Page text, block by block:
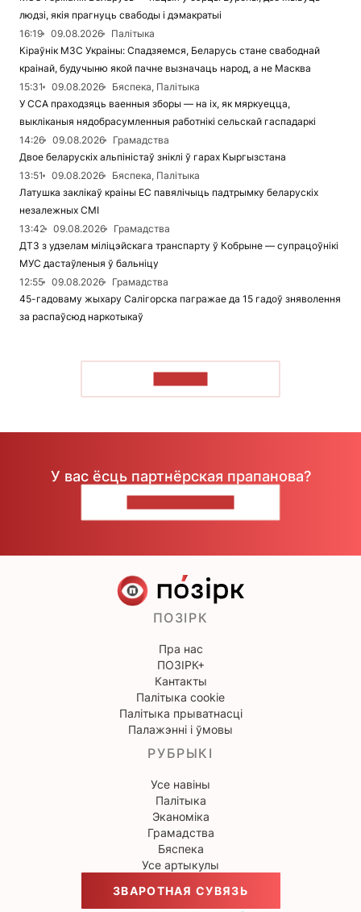
людзі, якія прагнуць свабоды і дэмакратыі
16:19
09.08.2026
Палітыка
Кіраўнік МЗС Украіны: Спадзяемся, Беларусь стане свабоднай
краінай, будучыню якой пачне вызначаць народ, а не Масква
15:31
09.08.2026
Бяспека, Палітыка
У ССА праходзяць ваенныя зборы — на іх, як мяркуецца,
выкліканыя нядобрасумленныя работнікі сельскай гаспадаркі
14:26
09.08.2026
Грамадства
Двое беларускіх альпіністаў зніклі ў гарах Кыргызстана
13:51
09.08.2026
Бяспека, Палітыка
Латушка заклікаў краіны ЕС павялічыць падтрымку беларускіх
незалежных СМІ
13:42
09.08.2026
Грамадства
ДТЗ з удзелам міліцэйскага транспарту ў Кобрыне — супрацоўнікі
МУС дастаўленыя ў бальніцу
12:55
09.08.2026
Грамадства
45-гадоваму жыхару Салігорска пагражае да 15 гадоў зняволення
за распаўсюд наркотыкаў
У вас ёсць партнёрская прапанова?
ПОЗІРК
Пра нас
ПОЗІРК+
Кантакты
Палітыка cookie
Палітыка прыватнасці
Палажэнні і ўмовы
РУБРЫКІ
Усе навіны
Палітыка
Эканоміка
Грамадства
Бяспека
Усе артыкулы
ЗВАРОТНАЯ СУВЯЗЬ